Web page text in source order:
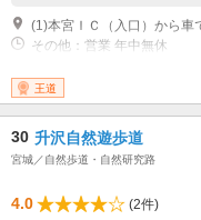
(1)本宮ＩＣ（入口）から車
その他：営業 年中無休
王道
30 升沢自然遊歩道
宮城／自然歩道・自然研究路
4.0
(2件)